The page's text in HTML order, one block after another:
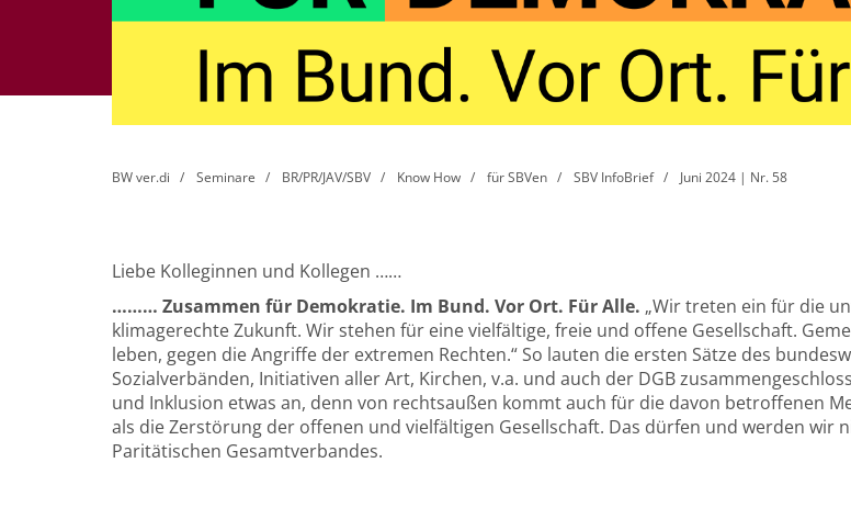
BW ver.di Seminare BR/PR/JAV/SBV Know How für SBVen SBV InfoBrief Juni 2024 | Nr. 58
Liebe Kolleginnen und Kollegen ……
……… Zusammen für Demokratie. Im Bund. Vor Ort. Für Alle. „Wir treten ein für die
klimagerechte Zukunft. Wir stehen für eine vielfältige, freie und offene Gesellschaft.
leben, gegen die Angriffe der extremen Rechten.“ So lauten die ersten Sätze des
Sozialverbänden, Initiativen aller Art, Kirchen, v.a. und auch der DGB
und Inklusion etwas an, denn von rechtsaußen kommt auch für die davon betroffenen
als die Zerstörung der offenen und vielfältigen Gesellschaft. Das dürfen und werden wir
Paritätischen Gesamtverbandes.